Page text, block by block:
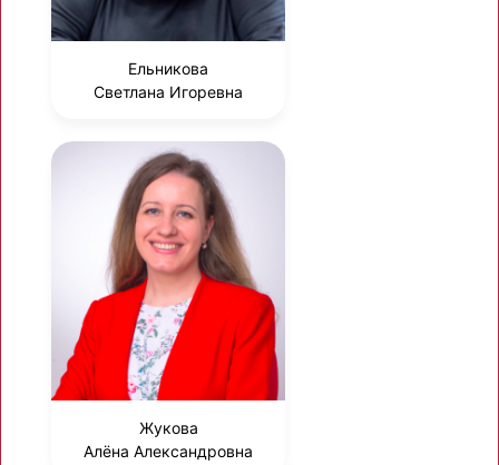
Ельникова
Светлана Игоревна
Жукова
Алёна Александровна